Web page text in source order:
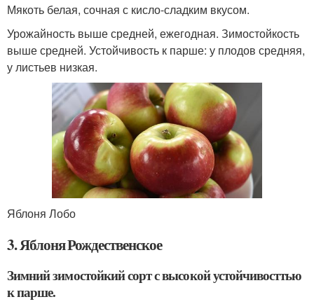
Мякоть белая, сочная с кисло-сладким вкусом.
Урожайность выше средней, ежегодная. Зимостойкость
выше средней. Устойчивость к парше: у плодов средняя,
у листьев низкая.
Яблоня Лобо
3. Яблоня Рождественское
Зимний зимостойкий сорт с высокой устойчивосттью
к парше.